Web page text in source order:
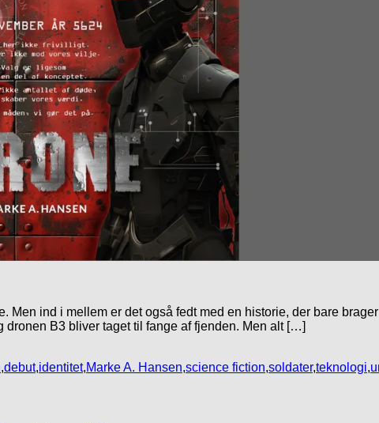
Men ind i mellem er det også fedt med en historie, der bare
B3 bliver taget til fange af fjenden. Men alt […]
,debut,identitet,Marke A. Hansen,science fiction,soldater,teknologi,